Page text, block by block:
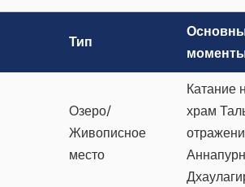
Тип
Озеро/
Живописное
место
Катание
храм